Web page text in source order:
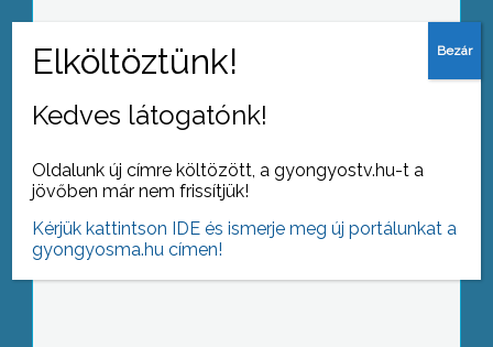
ipartestület legaktívabb tagjainak
munkásságát
Koszorúztak a Nádor huszárok
emléktáblájánál
Kedves látogatónk!
Oldalunk új címre költözött, a gyongyostv.hu-t a
jövőben már nem frissítjük!
Kérjük kattintson IDE és ismerje meg új portálunkat a
gyongyosma.hu címen!